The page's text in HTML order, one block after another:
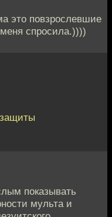
это повзрослевшие
спросила.))))
показывать
мульта и